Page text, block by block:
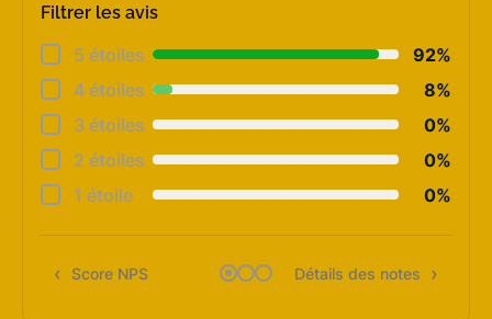
Filtrer les avis
5 étoiles
92%
4 étoiles
8%
3 étoiles
0%
2 étoiles
0%
1 étoile
0%
Score NPS Détails des notes